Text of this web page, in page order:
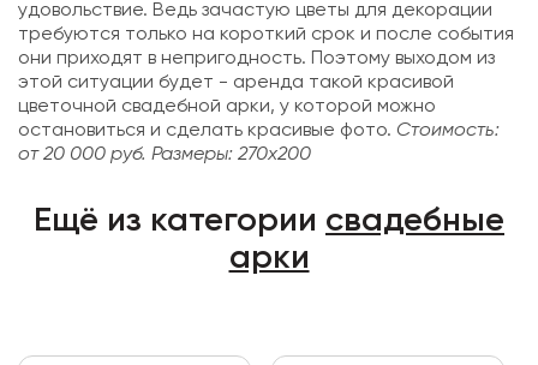
удовольствие. Ведь зачастую цветы для декорации
требуются только на короткий срок и после события
они приходят в непригодность. Поэтому выходом из
этой ситуации будет - аренда такой красивой
цветочной свадебной арки, у которой можно
остановиться и сделать красивые фото. Стоимость:
от 20 000 руб. Размеры: 270x200
Ещё из категории свадебные
арки